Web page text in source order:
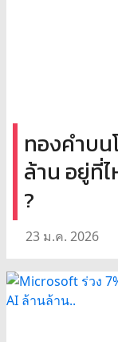
ทองคำบน
ล้าน อยู่ที่ไ
?
23 ม.ค. 2026